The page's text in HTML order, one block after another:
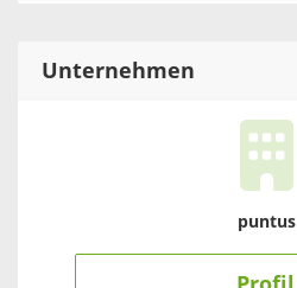
Unternehmen
puntus